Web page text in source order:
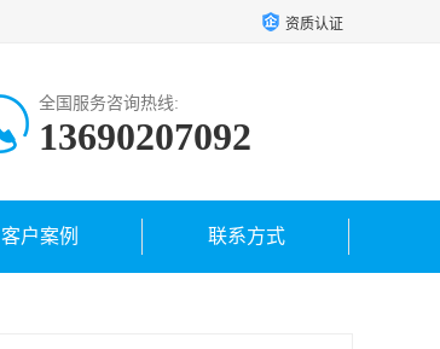
资质认证
全国服务咨询热线:
13690207092
客户案例 联系方式